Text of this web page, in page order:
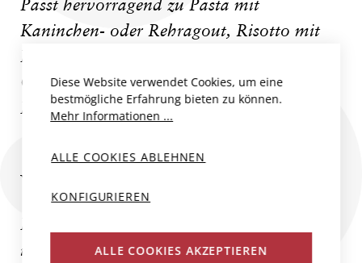
Passt hervorragend zu Pasta mit
Kaninchen- oder Rehragout, Risotto mit
Pilzen, zu gebratenem Fleisch oder auch zu
Geflügel, etwa Perlhuhn oder auch zur
Entenbrust z.B. mit Brombeersauce.
WEINGUT SCHEIBLHOFER
Erich Scheiblhofer zählt zur jungen Garde
im Burgenland, die in den letzten Jahren
Diese Website verwendet Cookies, um eine
bestmögliche Erfahrung bieten zu können.
Mehr Informationen ...
ALLE COOKIES ABLEHNEN
KONFIGURIEREN
ALLE COOKIES AKZEPTIEREN